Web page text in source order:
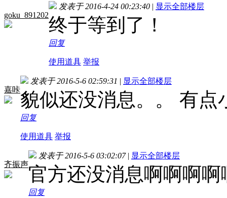
goku_891202
发表于 2016-4-24 00:23:40 | 显示全部楼层
终于等到了！
回复
使用道具 举报
嘉咔
发表于 2016-5-6 02:59:31 | 显示全部楼层
貌似还没消息。。 有点
回复
使用道具 举报
齐振声
发表于 2016-5-6 03:02:07 | 显示全部楼层
官方还没消息啊啊啊啊
回复